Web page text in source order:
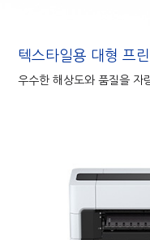
텍스타일용 대형 프린
우수한 해상도와 품질을 자